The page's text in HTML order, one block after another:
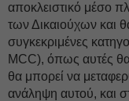
αποκλειστικό μέσο
των Δικαιούχων και
συγκεκριμένες
MCC), όπως αυτές
θα μπορεί να
ανάληψη αυτού, και